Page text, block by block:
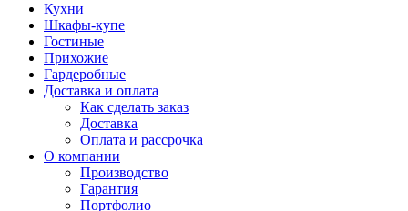
Кухни
Шкафы-купе
Гостиные
Прихожие
Гардеробные
Доставка и оплата
Как сделать заказ
Доставка
Оплата и рассрочка
О компании
Производство
Гарантия
Портфолио